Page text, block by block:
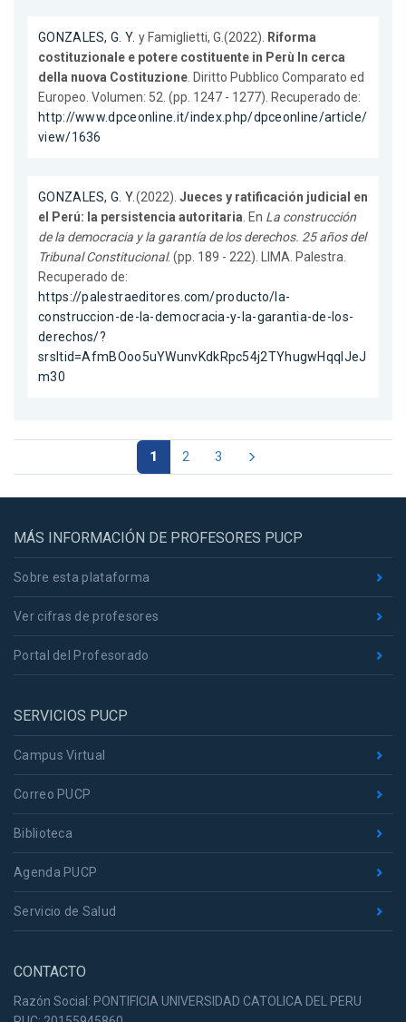
GONZALES, G. Y. y Famiglietti, G.(2022). Riforma
costituzionale e potere costituente in Perù In cerca
della nuova Costituzione. Diritto Pubblico Comparato ed
Europeo. Volumen: 52. (pp. 1247 - 1277). Recuperado de:
http://www.dpceonline.it/index.php/dpceonline/article/
view/1636
GONZALES, G. Y.(2022). Jueces y ratificación judicial en
el Perú: la persistencia autoritaria. En La construcción
de la democracia y la garantía de los derechos. 25 años del
Tribunal Constitucional. (pp. 189 - 222). LIMA. Palestra.
Recuperado de:
https://palestraeditores.com/producto/la-
construccion-de-la-democracia-y-la-garantia-de-los-
derechos/?
srsltid=AfmBOoo5uYWunvKdkRpc54j2TYhugwHqqlJeJ
m30
1 2 3
MÁS INFORMACIÓN DE PROFESORES PUCP
Sobre esta plataforma
Ver cifras de profesores
Portal del Profesorado
SERVICIOS PUCP
Campus Virtual
Correo PUCP
Biblioteca
Agenda PUCP
Servicio de Salud
CONTACTO
Razón Social: PONTIFICIA UNIVERSIDAD CATOLICA DEL PERU